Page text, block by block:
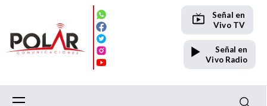
Señal en
Vivo TV
Señal en
Vivo Radio